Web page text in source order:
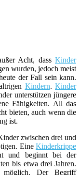
Acht, dass Kinder
wurden, jedoch meist
der Fall sein kann.
Kindern. Kinder
unterstützen jüngere
Fähigkeiten. All das
bieten, auch wenn die
ist.
zwischen drei und
Eine Kinderkrippe
und beginnt bei der
bis etwa drei Jahren.
möglich. Der Begriff